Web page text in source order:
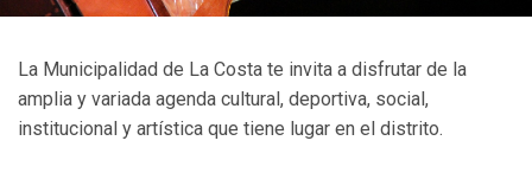
La Municipalidad de La Costa te invita a disfrutar de la
amplia y variada agenda cultural, deportiva, social,
institucional y artística que tiene lugar en el distrito.